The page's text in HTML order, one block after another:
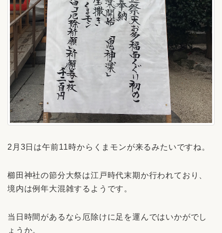
2月3日は午前11時からくまモンが来るみたいですね。
櫛田神社の節分大祭は江戸時代末期か行われており、
境内は例年大混雑するようです。
当日時間があるなら厄除けに足を運んではいかがでし
ょうか。